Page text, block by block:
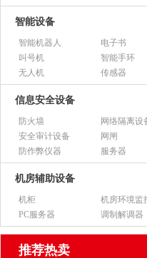
智能设备
智能机器人
电子书
叫号机
智能手环
无人机
传感器
信息安全设备
防火墙
网络隔离设
安全审计设备
网闸
防作弊仪器
服务器
机房辅助设备
机柜
PC服务器
调制解调器
推荐热卖